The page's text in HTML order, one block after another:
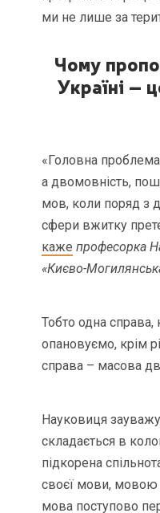
ми не лише за
Чому
Україні –
«Головна
а двомовність,
мов, коли поряд з
сфери вжитку
каже професорка
«Києво-
Тобто одна справа,
опановуємо, крім
справа – масова
Науковиця
складається в
підкорена
своєї мови, мовою
мова поступово